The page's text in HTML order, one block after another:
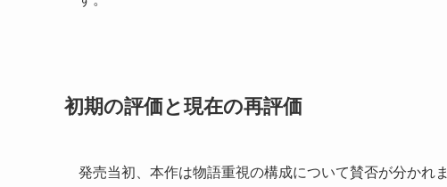
初期の評価と現在の再評価
発売当初、本作は物語重視の構成について賛否が分かれ